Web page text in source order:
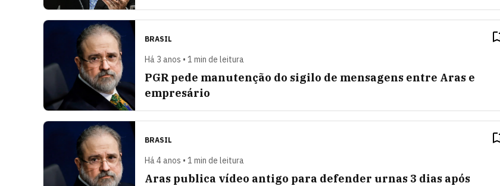
BRASIL
Há 3 anos • 1 min de leitura
PGR pede manutenção do sigilo de mensagens entre Aras e
empresário
BRASIL
Há 4 anos • 1 min de leitura
Aras publica vídeo antigo para defender urnas 3 dias após